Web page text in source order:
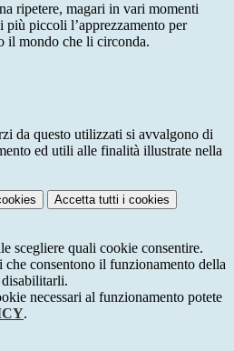
ripetere, magari in vari momenti
più piccoli l’apprezzamento per
il mondo che li circonda.
da questo utilizzati si avvalgono di
ed utili alle finalità illustrate nella
Accetta tutti i cookies
scegliere quali cookie consentire.
consentono il funzionamento della
necessari al funzionamento potete
.